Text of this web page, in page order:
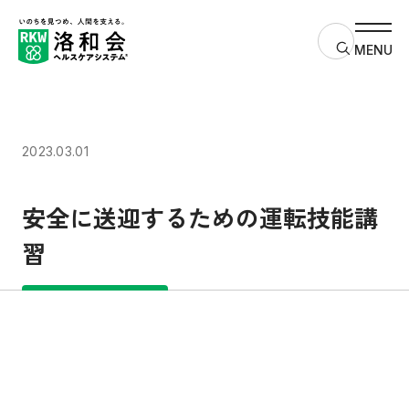
サイト内
MENU
2023.03.01
安全に送迎するための運転技能講
習